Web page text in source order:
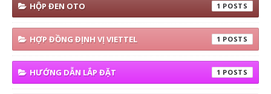
HỘP ĐEN OTO 1
HỢP ĐỒNG ĐỊNH VỊ VIETTEL 1
HƯỚNG DẪN LẮP ĐẶT 1